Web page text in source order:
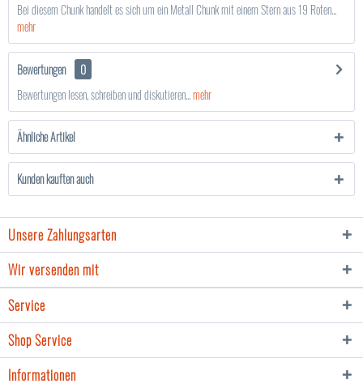
Bei diesem Chunk handelt es sich um ein Metall Chunk mit einem Stern aus 19 Roten...
mehr
Bewertungen
0
Bewertungen lesen, schreiben und diskutieren...mehr
Ähnliche Artikel
Kunden kauften auch
Unsere Zahlungsarten
Wir versenden mit
Service
Shop Service
Informationen